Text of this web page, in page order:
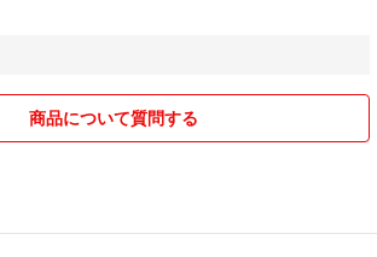
商品について質問する